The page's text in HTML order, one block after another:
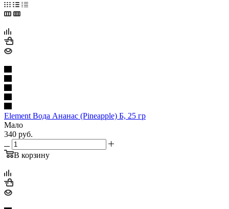
Element Вода Ананас (Pineapple) Б, 25 гр
Мало
340 руб.
В корзину